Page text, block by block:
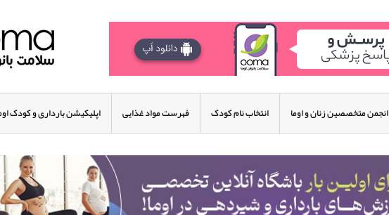
انجمن متخصصین زنان و اوما انتخاب نام کودک فهرست مواد غذایی اپلیکیشن بارداری و کودک